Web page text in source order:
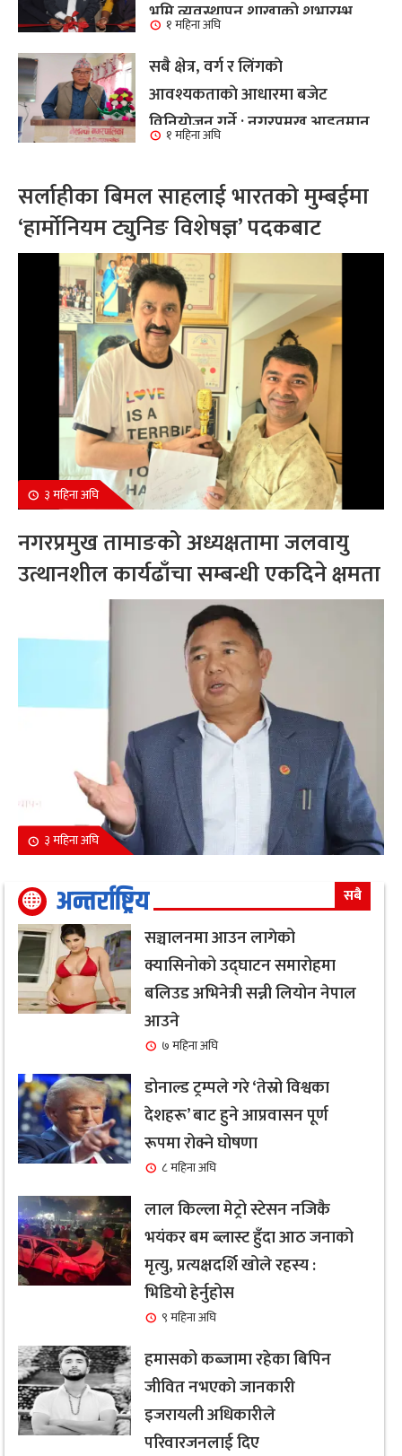
भूमि व्यवस्थापन शाखाको शुभारम्भ
कार्य सम्पन्न
१ महिना अघि
सबै क्षेत्र, वर्ग र लिंगकाे
आवश्यकताकाे आधारमा बजेट
विनियाेजन गर्ने : नगरप्रमुख आइतमान
तामाङ
१ महिना अघि
सर्लाहीका बिमल साहलाई भारतको मुम्बईमा
‘हार्मोनियम ट्युनिङ विशेषज्ञ’ पदकबाट
सम्मानित
३ महिना अघि
नगरप्रमुख तामाङको अध्यक्षतामा जलवायु
उत्थानशील कार्यढाँचा सम्बन्धी एकदिने क्षमता
अभिवृद्धि कार्यक्रम सम्पन्न
३ महिना अघि
अन्तर्राष्ट्रिय सबै
सञ्चालनमा आउन लागेको
क्यासिनोको उद्घाटन समारोहमा
बलिउड अभिनेत्री सन्नी लियोन नेपाल
आउने
७ महिना अघि
डोनाल्ड ट्रम्पले गरे ‘तेस्रो विश्वका
देशहरू’ बाट हुने आप्रवासन पूर्ण
रूपमा रोक्ने घोषणा
८ महिना अघि
लाल किल्ला मेट्रो स्टेसन नजिकै
भयंकर बम ब्लास्ट हुँदा आठ जनाको
मृत्यु, प्रत्यक्षदर्शि खोले रहस्य :
भिडियो हेर्नुहोस
९ महिना अघि
हमासको कब्जामा रहेका बिपिन
जीवित नभएको जानकारी
इजरायली अधिकारीले
परिवारजनलाई दिए